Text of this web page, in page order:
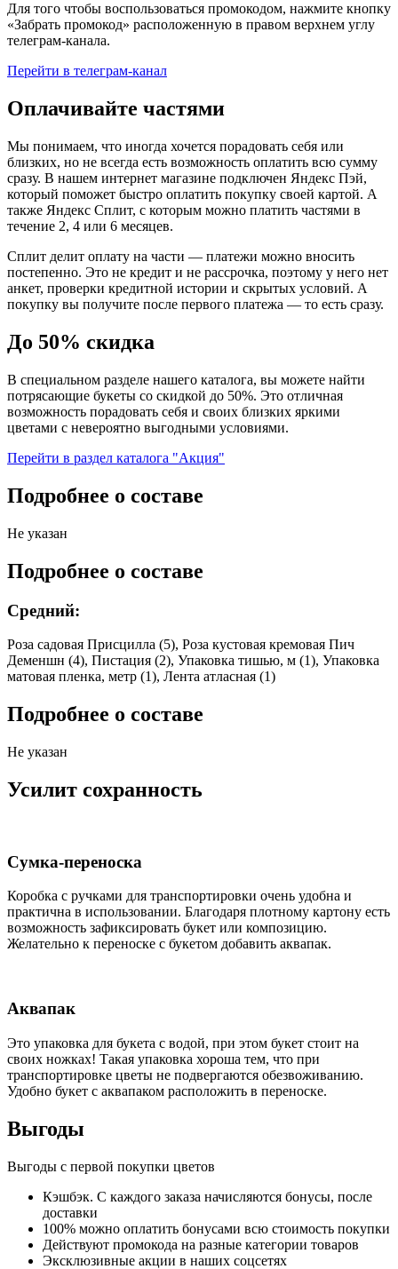
Для того чтобы воспользоваться промокодом, нажмите кнопку
«Забрать промокод» расположенную в правом верхнем углу
телеграм-канала.
Перейти в телеграм-канал
Оплачивайте частями
Мы понимаем, что иногда хочется порадовать себя или
близких, но не всегда есть возможность оплатить всю сумму
сразу. В нашем интернет магазине подключен Яндекс Пэй,
который поможет быстро оплатить покупку своей картой. А
также Яндекс Сплит, с которым можно платить частями в
течение 2, 4 или 6 месяцев.
Сплит делит оплату на части — платежи можно вносить
постепенно. Это не кредит и не рассрочка, поэтому у него нет
анкет, проверки кредитной истории и скрытых условий. А
покупку вы получите после первого платежа — то есть сразу.
До 50% скидка
В специальном разделе нашего каталога, вы можете найти
потрясающие букеты со скидкой до 50%. Это отличная
возможность порадовать себя и своих близких яркими
цветами с невероятно выгодными условиями.
Перейти в раздел каталога "Акция"
Подробнее о составе
Не указан
Подробнее о составе
Средний:
Роза садовая Присцилла (5), Роза кустовая кремовая Пич
Деменшн (4), Пистация (2), Упаковка тишью, м (1), Упаковка
матовая пленка, метр (1), Лента атласная (1)
Подробнее о составе
Не указан
Усилит сохранность
Сумка-переноска
Коробка c ручками для транспортировки очень удобна и
практична в использовании. Благодаря плотному картону есть
возможность зафиксировать букет или композицию.
Желательно к переноске с букетом добавить аквапак.
Аквапак
Это упаковка для букета с водой, при этом букет стоит на
своих ножках! Такая упаковка хороша тем, что при
транспортировке цветы не подвергаются обезвоживанию.
Удобно букет с аквапаком расположить в переноске.
Выгоды
Выгоды с первой покупки цветов
Кэшбэк. С каждого заказа начисляются бонусы, после
доставки
100% можно оплатить бонусами всю стоимость покупки
Действуют промокода на разные категории товаров
Эксклюзивные акции в наших соцсетях